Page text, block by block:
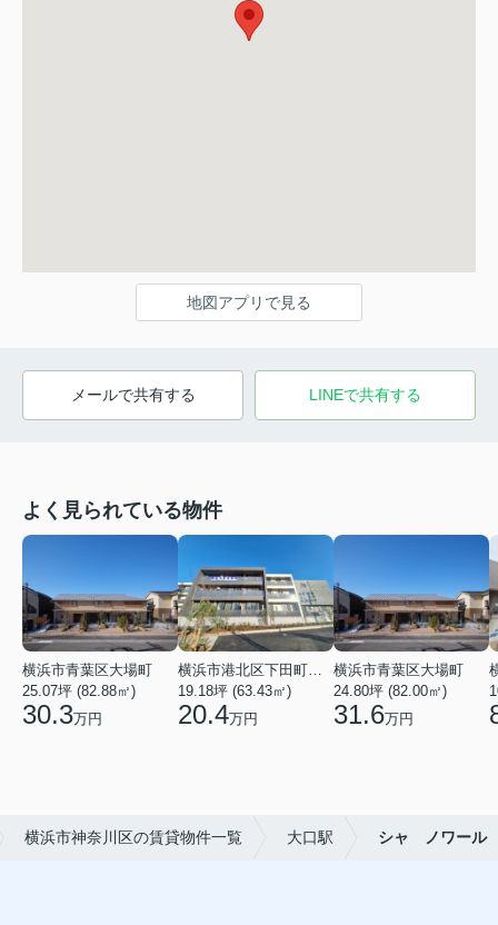
地図アプリで見る
メールで共有する LINEで共有する
よく見られている物件
横浜市青葉区大場町
25.07坪 (82.88㎡)
30.3万円
19.18坪 (63.43㎡)
20.4万円
横浜市青葉区大場町
24.80坪 (82.00㎡)
31.6万円
横浜市神奈川区の賃貸物件一覧 大口駅 シャ ノワール